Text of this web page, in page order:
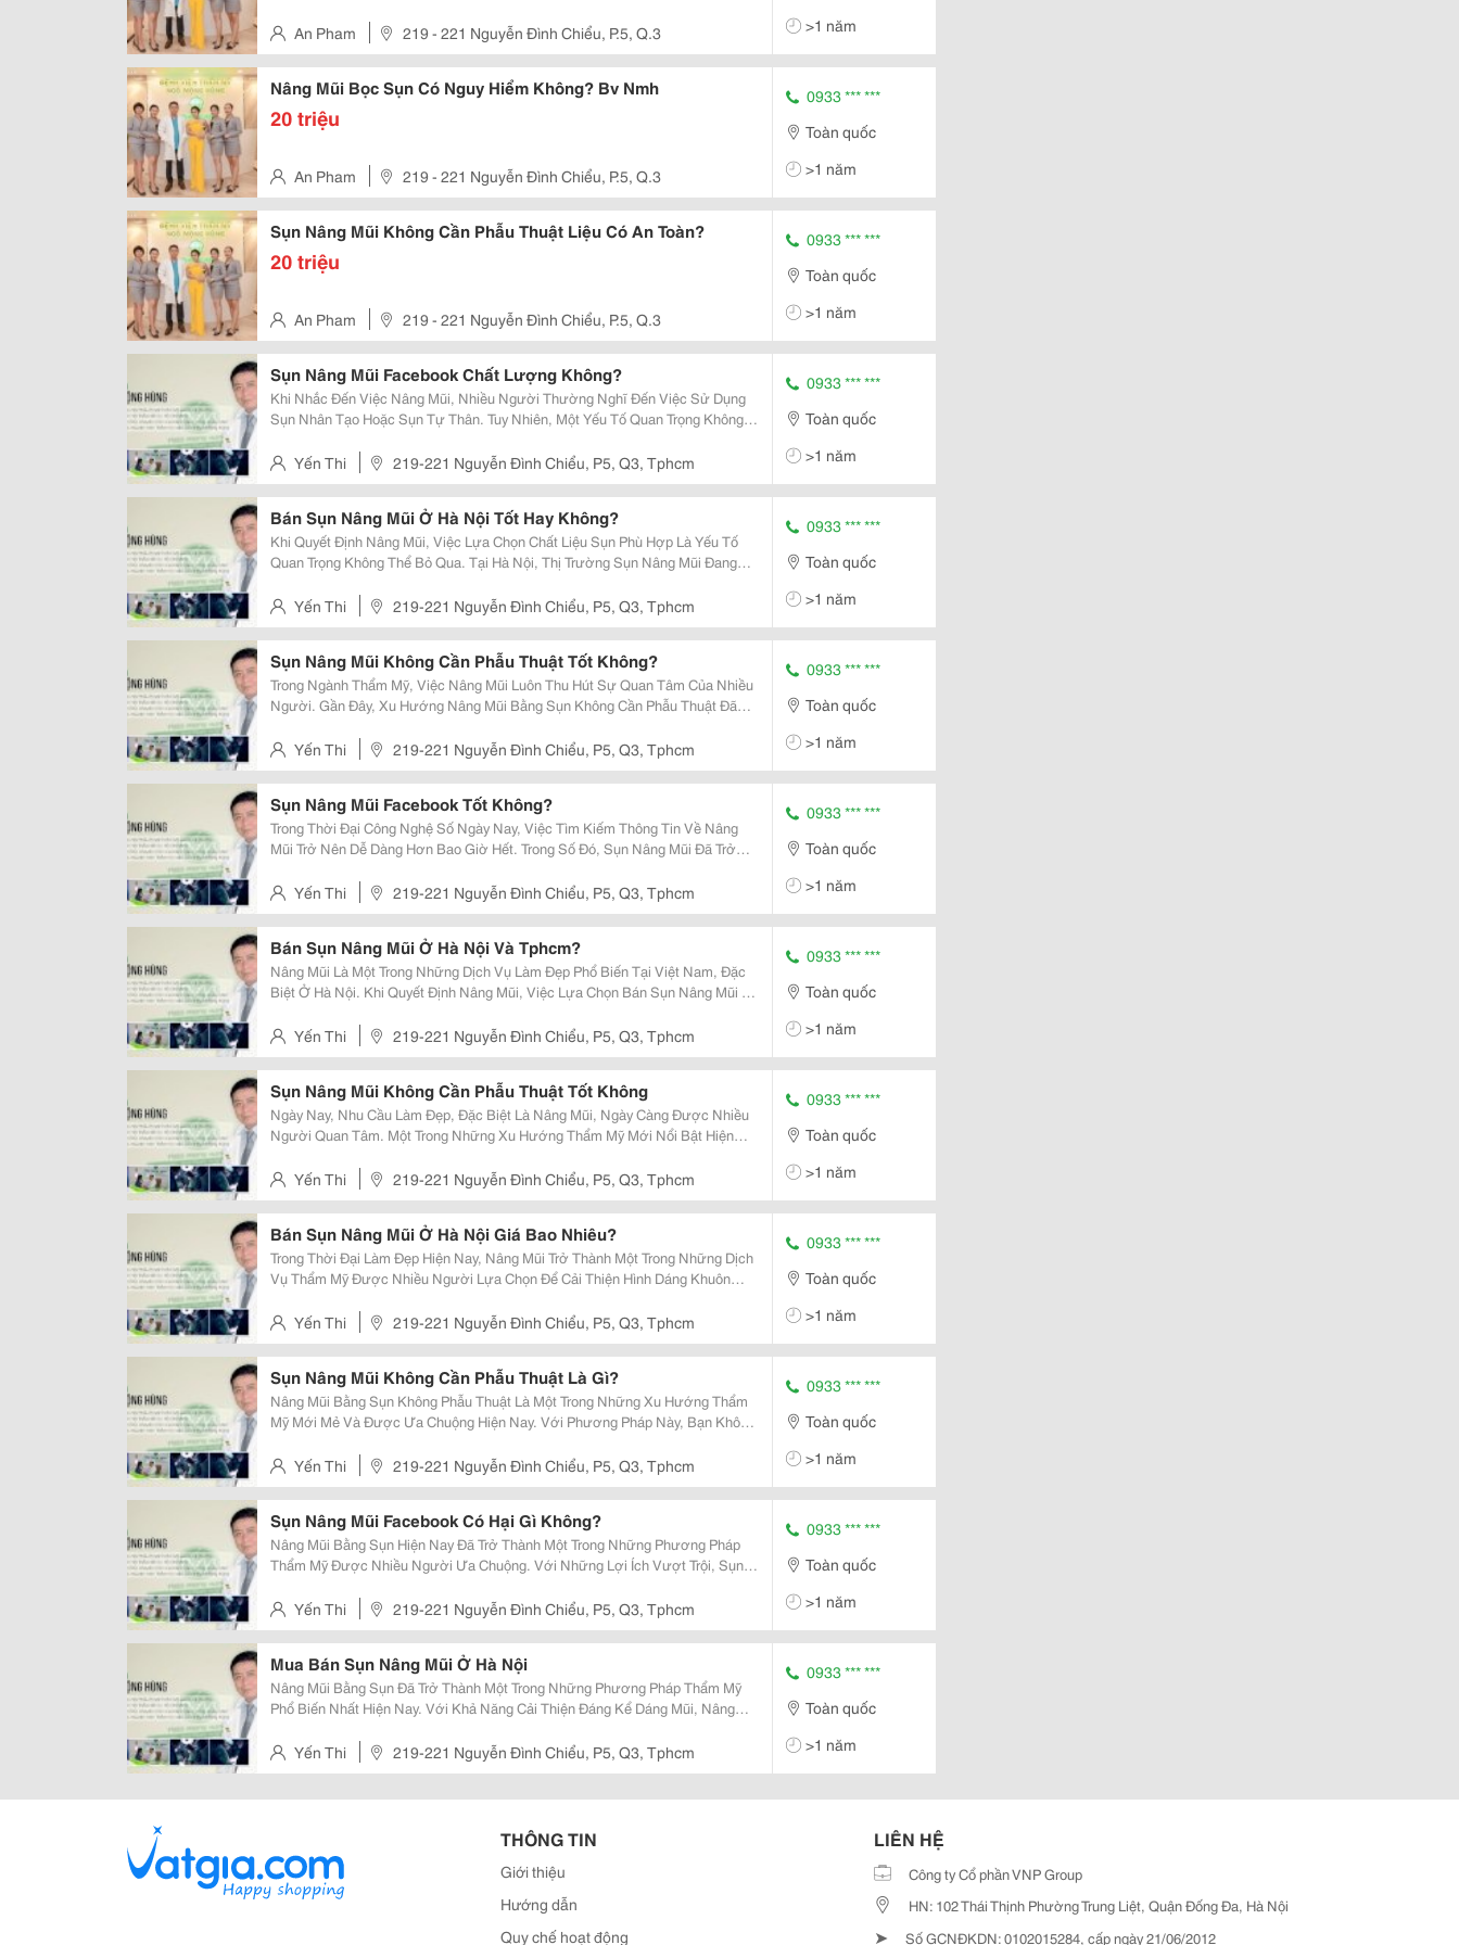
An Pham 219 - 221 Nguyễn Đình Chiểu, P.5, Q.3
>1 năm
Nâng Mũi Bọc Sụn Có Nguy Hiểm Không? Bv Nmh
20 triệu
An Pham 219 - 221 Nguyễn Đình Chiểu, P.5, Q.3
0933 *** ***
Toàn quốc
>1 năm
Sụn Nâng Mũi Không Cần Phẫu Thuật Liệu Có An Toàn?
20 triệu
An Pham 219 - 221 Nguyễn Đình Chiểu, P.5, Q.3
0933 *** ***
Toàn quốc
>1 năm
Sụn Nâng Mũi Facebook Chất Lượng Không?
Khi Nhắc Đến Việc Nâng Mũi, Nhiều Người Thường Nghĩ Đến Việc Sử Dụng
Sụn Nhân Tạo Hoặc Sụn Tự Thân. Tuy Nhiên, Một Yếu Tố Quan Trọng Không
Chính Là Việc Tham Khảo Ý Kiến Và Kinh...
Yến Thi 219-221 Nguyễn Đình Chiểu, P5, Q3, Tphcm
0933 *** ***
Toàn quốc
>1 năm
Bán Sụn Nâng Mũi Ở Hà Nội Tốt Hay Không?
Khi Quyết Định Nâng Mũi, Việc Lựa Chọn Chất Liệu Sụn Phù Hợp Là Yếu Tố
Quan Trọng Không Thể Bỏ Qua. Tại Hà Nội, Thị Trường Sụn Nâng Mũi Đang
Chúng Tôi, Bệnh Viện Thẩm Mỹ Ngô Mộng...
Yến Thi 219-221 Nguyễn Đình Chiểu, P5, Q3, Tphcm
0933 *** ***
Toàn quốc
>1 năm
Sụn Nâng Mũi Không Cần Phẫu Thuật Tốt Không?
Trong Ngành Thẩm Mỹ, Việc Nâng Mũi Luôn Thu Hút Sự Quan Tâm Của Nhiều
Người. Gần Đây, Xu Hướng Nâng Mũi Bằng Sụn Không Cần Phẫu Thuật Đã
Hùng. Phương Pháp Sụn Nâng Mũi Không Cần...
Yến Thi 219-221 Nguyễn Đình Chiểu, P5, Q3, Tphcm
0933 *** ***
Toàn quốc
>1 năm
Sụn Nâng Mũi Facebook Tốt Không?
Trong Thời Đại Công Nghệ Số Ngày Nay, Việc Tìm Kiếm Thông Tin Về Nâng
Mũi Trở Nên Dễ Dàng Hơn Bao Giờ Hết. Trong Số Đó, Sụn Nâng Mũi Đã Trở
Facebook. Bài Viết Này Sẽ Giúp Bạn Hiểu Rõ...
Yến Thi 219-221 Nguyễn Đình Chiểu, P5, Q3, Tphcm
0933 *** ***
Toàn quốc
>1 năm
Bán Sụn Nâng Mũi Ở Hà Nội Và Tphcm?
Nâng Mũi Là Một Trong Những Dịch Vụ Làm Đẹp Phổ Biến Tại Việt Nam, Đặc
Biệt Ở Hà Nội. Khi Quyết Định Nâng Mũi, Việc Lựa Chọn Bán Sụn Nâng Mũi Ở
Hình Dáng Và Sự Tự Nhiên Của Mũi...
Yến Thi 219-221 Nguyễn Đình Chiểu, P5, Q3, Tphcm
0933 *** ***
Toàn quốc
>1 năm
Sụn Nâng Mũi Không Cần Phẫu Thuật Tốt Không
Ngày Nay, Nhu Cầu Làm Đẹp, Đặc Biệt Là Nâng Mũi, Ngày Càng Được Nhiều
Người Quan Tâm. Một Trong Những Xu Hướng Thẩm Mỹ Mới Nổi Bật Hiện
Không Xâm Lấn, Giúp Bạn Sở Hữu Dáng Mũi...
Yến Thi 219-221 Nguyễn Đình Chiểu, P5, Q3, Tphcm
0933 *** ***
Toàn quốc
>1 năm
Bán Sụn Nâng Mũi Ở Hà Nội Giá Bao Nhiêu?
Trong Thời Đại Làm Đẹp Hiện Nay, Nâng Mũi Trở Thành Một Trong Những Dịch
Vụ Thẩm Mỹ Được Nhiều Người Lựa Chọn Để Cải Thiện Hình Dáng Khuôn
Được Kết Quả Tối Ưu. Tại Bệnh Viện Thẩm...
Yến Thi 219-221 Nguyễn Đình Chiểu, P5, Q3, Tphcm
0933 *** ***
Toàn quốc
>1 năm
Sụn Nâng Mũi Không Cần Phẫu Thuật Là Gì?
Nâng Mũi Bằng Sụn Không Phẫu Thuật Là Một Trong Những Xu Hướng Thẩm
Mỹ Mới Mẻ Và Được Ưa Chuộng Hiện Nay. Với Phương Pháp Này, Bạn Không
Mũi Thon Gọn, Thanh Thoát. Tại Bệnh Viện Thẩm...
Yến Thi 219-221 Nguyễn Đình Chiểu, P5, Q3, Tphcm
0933 *** ***
Toàn quốc
>1 năm
Sụn Nâng Mũi Facebook Có Hại Gì Không?
Nâng Mũi Bằng Sụn Hiện Nay Đã Trở Thành Một Trong Những Phương Pháp
Thẩm Mỹ Được Nhiều Người Ưa Chuộng. Với Những Lợi Ích Vượt Trội, Sụn
Bệnh Viện Thẩm Mỹ Ngô Mộng Hùng Hân Hạnh Giới...
Yến Thi 219-221 Nguyễn Đình Chiểu, P5, Q3, Tphcm
0933 *** ***
Toàn quốc
>1 năm
Mua Bán Sụn Nâng Mũi Ở Hà Nội
Nâng Mũi Bằng Sụn Đã Trở Thành Một Trong Những Phương Pháp Thẩm Mỹ
Phổ Biến Nhất Hiện Nay. Với Khả Năng Cải Thiện Đáng Kể Dáng Mũi, Nâng
Bạn Đang Tìm Kiếm Nơi Bán Sụn Nâng Mũi Ở Hà...
Yến Thi 219-221 Nguyễn Đình Chiểu, P5, Q3, Tphcm
0933 *** ***
Toàn quốc
>1 năm
THÔNG TIN
Giới thiệu
Hướng dẫn
Quy chế hoạt động
LIÊN HỆ
Công ty Cổ phần VNP Group
HN: 102 Thái Thịnh Phường Trung Liệt, Quận Đống Đa, Hà Nội
➤ Số GCNĐKDN: 0102015284, cấp ngày 21/06/2012